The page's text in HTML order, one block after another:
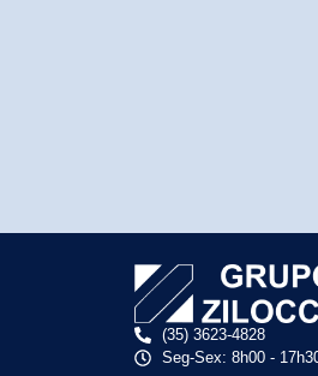
(35) 3623-4828
Seg-Sex: 8h00 -